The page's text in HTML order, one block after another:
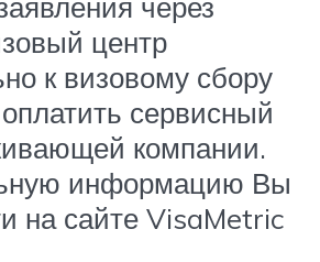
центр
к визовому сбору
сервисный
компании.
информацию Вы
на сайте VisaMetric